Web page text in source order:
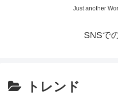
Just another
SNSで
トレンド